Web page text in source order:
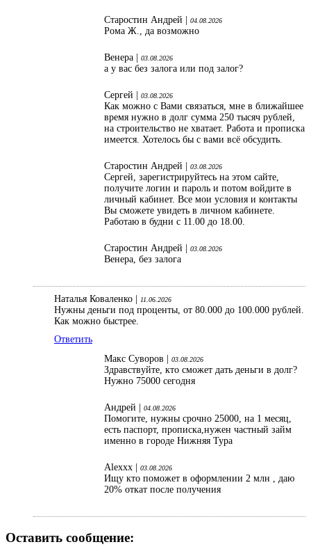
Старостин Андрей | 04.08.2026
Рома Ж., да возможно
Венера | 03.08.2026
а у вас без залога или под залог?
Сергей | 03.08.2026
Как можно с Вами связаться, мне в ближайшее
время нужно в долг сумма 250 тысяч рублей,
на строительство не хватает. Работа и прописка
имеется. Хотелось бы с вами всё обсудить.
Старостин Андрей | 03.08.2026
Сергей, зарегистрируйтесь на этом сайте,
получите логин и пароль и потом войдите в
личный кабинет. Все мои условия и контакты
Вы сможете увидеть в личном кабинете.
Работаю в будни с 11.00 до 18.00.
Старостин Андрей | 03.08.2026
Венера, без залога
Наталья Коваленко | 11.06.2026
Нужны деньги под проценты, от 80.000 до 100.000 рублей.
Как можно быстрее.
Ответить
Макс Суворов |
03.08.2026
Здравствуйте, кто сможет дать деньги в долг?
Нужно 75000 сегодня
Андрей | 04.08.2026
Помогите, нужны срочно 25000, на 1 месяц,
есть паспорт, прописка,нужен частный займ
именно в городе Нижняя Тура
Alexxx | 03.08.2026
Ищу кто поможет в оформлении 2 млн , даю
20% откат после получения
Оставить сообщение: